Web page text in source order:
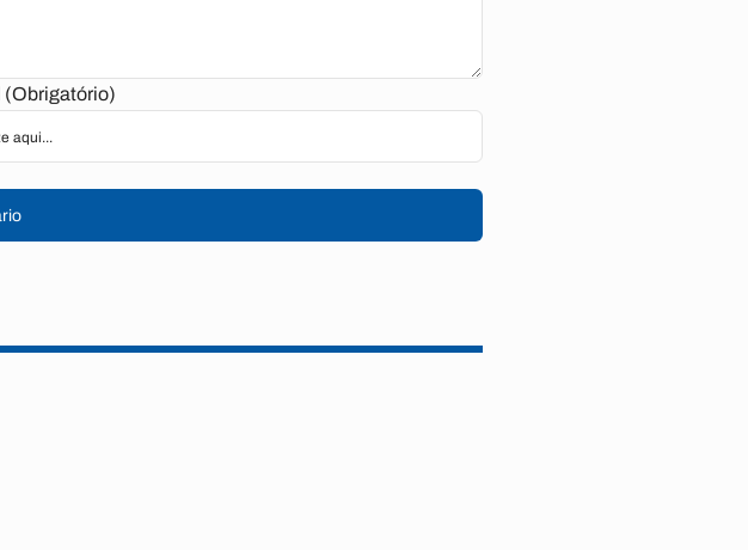
(Obrigatório)